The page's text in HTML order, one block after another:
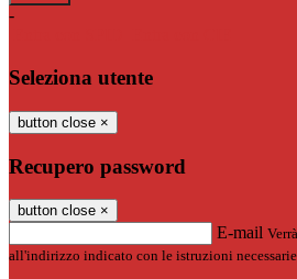
-
Seleziona utente
button close ×
Recupero password
button close ×
E-mail
all'indirizzo indicato con le istruzioni